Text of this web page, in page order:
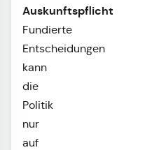
Auskunftspflicht
Fundierte
Entscheidungen
kann
die
Politik
nur
auf